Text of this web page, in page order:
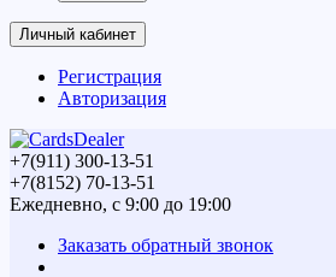
Личный кабинет
Регистрация
Авторизация
+7(911) 300-13-51
+7(8152) 70-13-51
Ежедневно, с 9:00 до 19:00
Заказать обратный звонок